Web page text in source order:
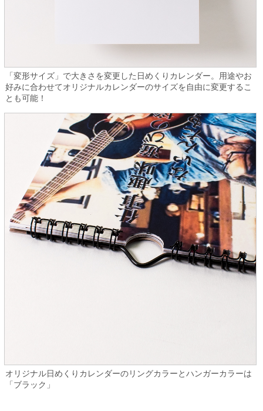
「変形サイズ」で大きさを変更した日めくりカレンダー。用途やお
好みに合わせてオリジナルカレンダーのサイズを自由に変更するこ
とも可能！
オリジナル日めくりカレンダーのリングカラーとハンガーカラーは
「ブラック」